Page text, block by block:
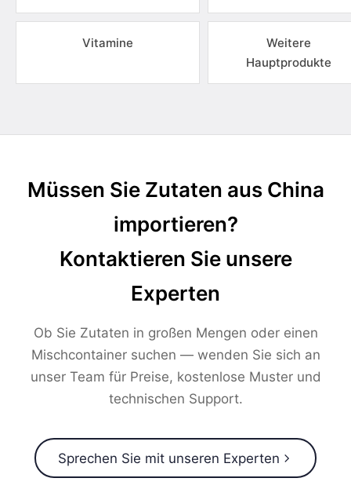
Vitamine
Weitere
Hauptprodukte
Müssen Sie Zutaten aus China
importieren?
Kontaktieren Sie unsere
Experten
Ob Sie Zutaten in großen Mengen oder einen
Mischcontainer suchen — wenden Sie sich an
unser Team für Preise, kostenlose Muster und
technischen Support.
Sprechen Sie mit unseren Experten